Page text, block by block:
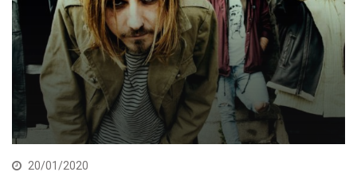
20/01/2020